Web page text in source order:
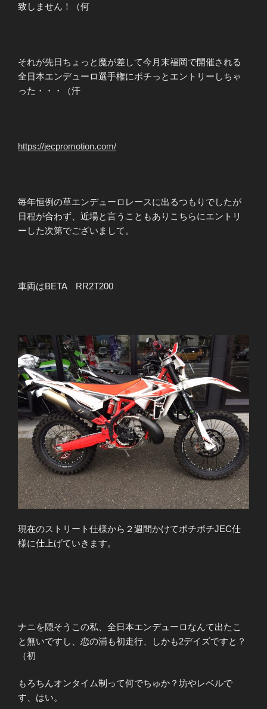
致しません！（何
それが先日ちょっと魔が差して今月末福岡で開催される
全日本エンデューロ選手権にポチっとエントリーしちゃ
った・・・（汗
https://jecpromotion.com/
毎年恒例の草エンデューロレースに出るつもりでしたが
日程が合わず、近場と言うこともありこちらにエントリ
ーした次第でございまして。
車両はBETA RR2T200
現在のストリート仕様から２週間かけてボチボチJEC仕
様に仕上げていきます。
ナニを隠そうこの私、全日本エンデューロなんて出たこ
と無いですし、恋の浦も初走行、しかも2デイズですと？
（初
もろちんオンタイム制って何でちゅか？坊やレベルで
す、はい。